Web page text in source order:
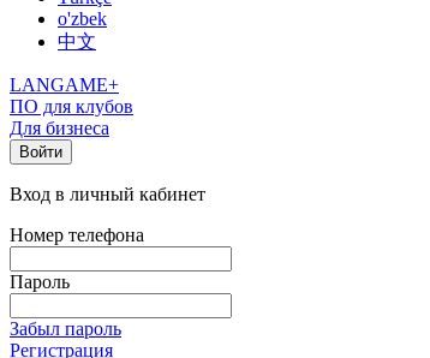
o'zbek
中文
LANGAME+
ПО для клубов
Для бизнеса
Войти
Вход в личный кабинет
Номер телефона
Пароль
Забыл пароль
Регистрация